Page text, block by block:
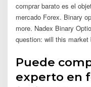
comprar barato es el
mercado Forex. Binary
more. Nadex Binary
question: will this
Puede
experto en